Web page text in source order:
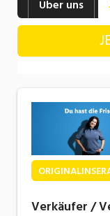
Industrie,
Produktion
Informatik,
Mechanik,
Medizin,
Über uns
Verkäufer /